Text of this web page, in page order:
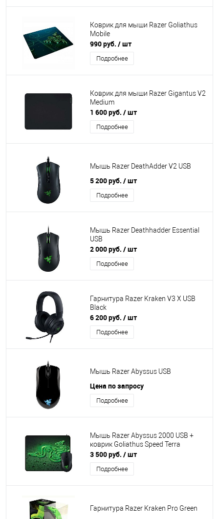
Коврик для мыши Razer Goliathus
Mobile
990 руб. / шт
Подробнее
Коврик для мыши Razer Gigantus V2
Medium
1 600 руб. / шт
Подробнее
Мышь Razer DeathAdder V2 USB
5 200 руб. / шт
Подробнее
Мышь Razer Deathhadder Essential
USB
2 000 руб. / шт
Подробнее
Гарнитура Razer Kraken V3 X USB
Black
6 200 руб. / шт
Подробнее
Мышь Razer Abyssus USB
Цена по запросу
Подробнее
Мышь Razer Abyssus 2000 USB +
коврик Goliathus Speed Terra
3 500 руб. / шт
Подробнее
Гарнитура Razer Kraken Pro Green